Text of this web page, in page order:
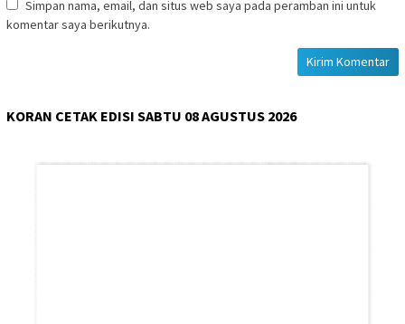
Simpan nama, email, dan situs web saya pada peramban ini untuk
komentar saya berikutnya.
KORAN CETAK EDISI SABTU 08 AGUSTUS 2026